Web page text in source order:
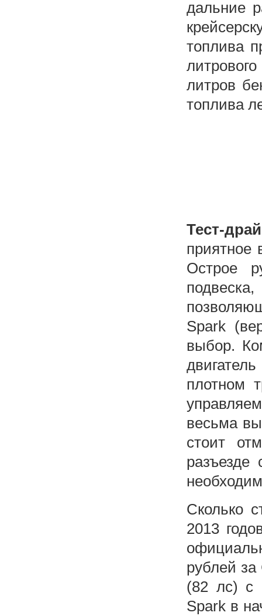
дальние
топлива
литров
топлива
Тест-
приятное
Острое
Spark
выбор.
плотном
весьма
стоит
разъезде
Сколько
2013
рублей
(82 лс) с
Spark в